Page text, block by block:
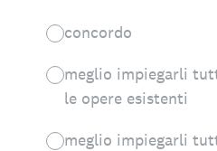
concordo
meglio impiegarli
le opere esistenti
meglio impiegarli